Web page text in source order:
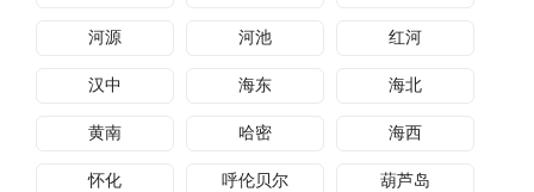
河源 河池 红河
汉中 海东 海北
黄南 哈密 海西
怀化 呼伦贝尔 葫芦岛